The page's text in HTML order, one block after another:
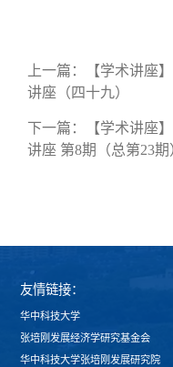
上一篇：
【学术讲座
讲座（四十九）
下一篇：
【学术讲座
讲座 第8期（总第23期
友情链接：
华中科技大学
张培刚发展经济学研究基金会
华中科技大学张培刚发展研究院